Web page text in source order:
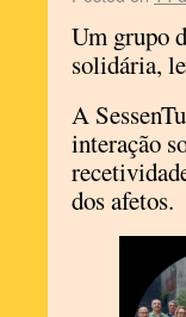
Um grupo
solidária,
A
interação
dos afetos.